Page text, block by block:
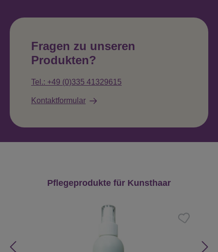
Fragen zu unseren
Produkten?
Tel.: +49 (0)335 41329615
Kontaktformular
Produktgalerie überspringen
Pflegeprodukte für Kunsthaar